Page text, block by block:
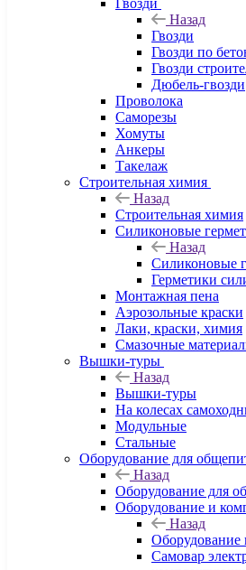
Гвозди
Назад
Гвозди
Гвозди по
Гвозди
Дюбель-гвозди
Проволока
Саморезы
Хомуты
Анкеры
Такелаж
Строительная химия
Назад
Строительная химия
Силиконовые
Назад
Силиконовые
Герметики
Монтажная пена
Аэрозольные краски
Лаки, краски, химия
Смазочные
Вышки-туры
Назад
Вышки-туры
На колесах
Модульные
Стальные
Оборудование для
Назад
Оборудование для
Оборудование и
Назад
Самовар